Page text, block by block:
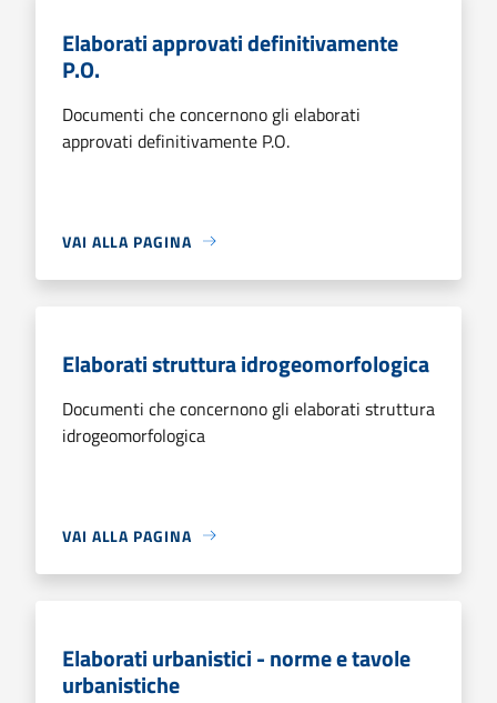
Elaborati approvati definitivamente
P.O.
Documenti che concernono gli elaborati
approvati definitivamente P.O.
VAI ALLA PAGINA
Elaborati struttura idrogeomorfologica
Documenti che concernono gli elaborati struttura
idrogeomorfologica
VAI ALLA PAGINA
Elaborati urbanistici - norme e tavole
urbanistiche